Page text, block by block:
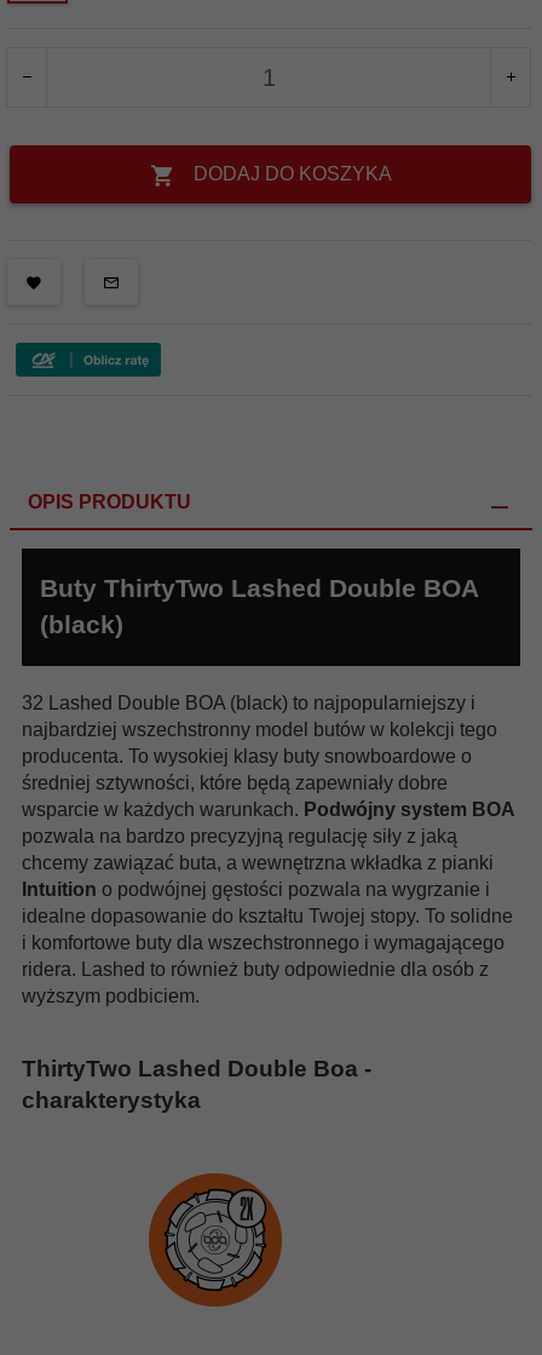
DODAJ DO KOSZYKA
OPIS PRODUKTU
Buty ThirtyTwo Lashed Double BOA
(black)
32 Lashed Double BOA (black) to najpopularniejszy i
najbardziej wszechstronny model butów w kolekcji tego
producenta. To wysokiej klasy buty snowboardowe o
średniej sztywności, które będą zapewniały dobre
wsparcie w każdych warunkach. Podwójny system BOA
pozwala na bardzo precyzyjną regulację siły z jaką
chcemy zawiązać buta, a wewnętrzna wkładka z pianki
Intuition o podwójnej gęstości pozwala na wygrzanie i
idealne dopasowanie do kształtu Twojej stopy. To solidne
i komfortowe buty dla wszechstronnego i wymagającego
ridera. Lashed to również buty odpowiednie dla osób z
wyższym podbiciem.
ThirtyTwo Lashed Double Boa -
charakterystyka